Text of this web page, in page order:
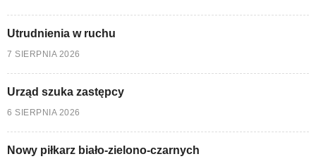
Utrudnienia w ruchu
7 SIERPNIA 2026
Urząd szuka zastępcy
6 SIERPNIA 2026
Nowy piłkarz biało-zielono-czarnych